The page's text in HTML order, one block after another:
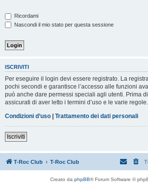
Ricordami
Nascondi il mio stato per questa sessione
ISCRIVITI
Per eseguire il login devi essere registrato. La
pochi secondi e garantisce l’accesso alle funzioni
può anche dare permessi speciali agli utenti. Prima
assicurati di aver letto i termini d’uso e le varie regole.
Condizioni d’uso | Trattamento dei dati personali
Iscriviti
T-Roc Club T-Roc Club
Creato da phpBB® Forum Software ©